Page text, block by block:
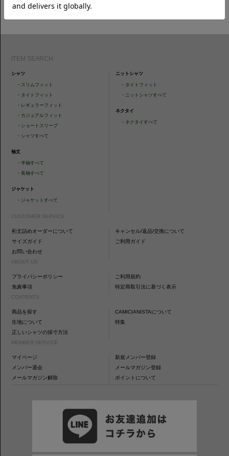
CAMICIANISTAの最新情報、スタイル提案などをおしらせします。是非フ
ITEM SEARCH
シャツ
・ スリムフィット
・ タイトフィット
・ レギュラーフィット
・ カジュアルフィット
・ ショートスリーブ
・ シャツすべて
袖丈
・半袖すべて
・長袖すべて
ジャケット
・ ジャケットすべて
ニットシャツ
・ タイトフィット
・ ニットシャツすべて
ネクタイ
・ ネクタイすべて
CUSTOMER SERVICE
裄丈詰めオーダーについて
キャンセル/返品/交換について
サイズガイド
ご利用ガイド
お問い合わせ
ABOUT US
プライバシーポリシー
ご利用規約
免責事項
特定商取引法に基づく表示
CONTENTS
商品を探す
CAMICIANISTAについて
生地について
特集
正しいシャツの採寸方法
MEMBER SERVICE
マイページ
新規メンバー登録
メンバー退会
メールマガジン登録
メールマガジン解除
ポイントについて